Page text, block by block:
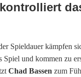
Spieldauer kämpfen
Spiel und kommen zu
Chad Bassen zum